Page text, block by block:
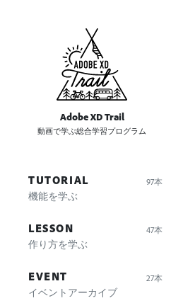
Adobe XD Trail
動画で学ぶ総合学習プログラム
TUTORIAL
機能を学ぶ
97本
LESSON
作り方を学ぶ
47本
EVENT
イベントアーカイブ
27本